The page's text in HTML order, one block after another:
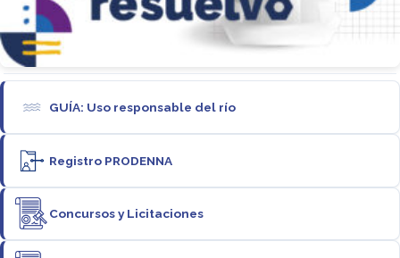
GUÍA: Uso responsable del río
Registro PRODENNA
Concursos y Licitaciones